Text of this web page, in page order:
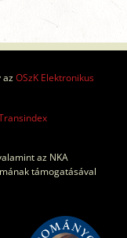
azOSzK Elektronikus
az NKA
támogatásával